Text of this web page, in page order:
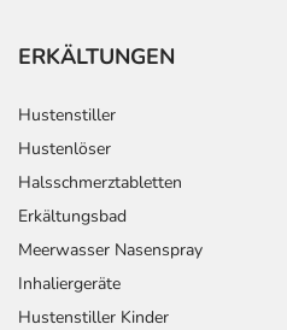
ERKÄLTUNGEN
Hustenstiller
Hustenlöser
Halsschmerztabletten
Erkältungsbad
Meerwasser Nasenspray
Inhaliergeräte
Hustenstiller Kinder